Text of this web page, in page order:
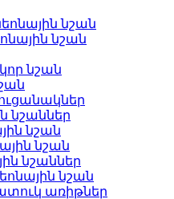
նշան
նշան
նշան
նշաններ
նշան
նշան
նշաններ
նշան
առիթներ